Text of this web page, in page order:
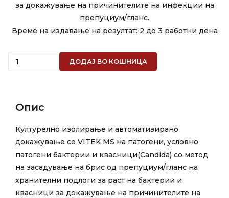
за докажување на причинителите на инфекции на
препуциум/гланс.
Време на издавање на резултат: 2 до 3 работни дена
Quantity ДОДАЈ ВО КОШНИЦА
Опис
Културелно изолирање и автоматизирано
докажување со VITEK MS на патогени, условно
патогени бактерии и квасници(Candida) со метод
на засадување на брис од препуциум/гланс на
хранителни подлоги за раст на бактерии и
квасници за докажување на причинителите на